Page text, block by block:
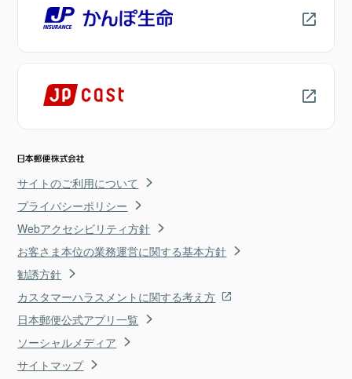
サイトのご利用について
プライバシーポリシー
Webアクセシビリティ方針
お客さま本位の業務運営に関する基本方針
勧誘方針
カスタマーハラスメントに関する考え方
日本郵便公式アプリ一覧
ソーシャルメディア
サイトマップ